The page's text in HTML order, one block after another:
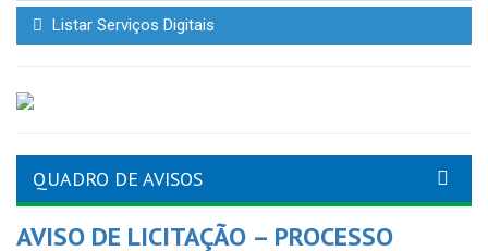
Listar Serviços Digitais
QUADRO DE AVISOS
AVISO DE LICITAÇÃO – PROCESSO